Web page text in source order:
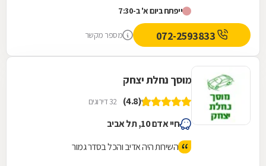
ליאור היה מהיר. מומלץ מאוד
ייפתח ביום א' ב-7:30
מספר מקשר
מוסך נחלת יצחק
(4.8) 32 דירוגים
חיי אדם 10, תל אביב
השירות היה אדיב והכל בסדר גמור